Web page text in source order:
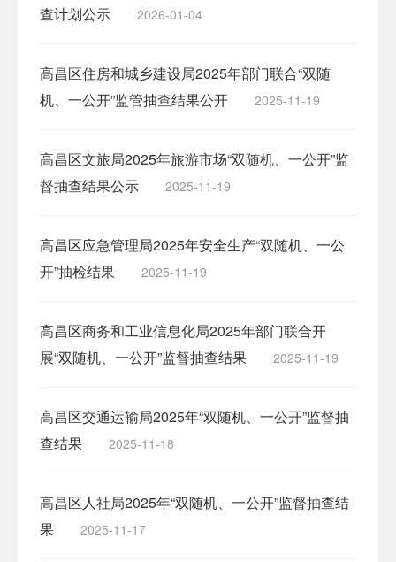
查计划公示
2026-01-04
高昌区住房和城乡建设局2025年部门联合“双随
机、一公开”监管抽查结果公开
2025-11-19
高昌区文旅局2025年旅游市场“双随机、一公开”监
督抽查结果公示
2025-11-19
高昌区应急管理局2025年安全生产“双随机、一公
开”抽检结果
2025-11-19
高昌区商务和工业信息化局2025年部门联合开
展“双随机、一公开”监督抽查结果
2025-11-19
高昌区交通运输局2025年“双随机、一公开”监督抽
查结果
2025-11-18
高昌区人社局2025年“双随机、一公开”监督抽查结
果
2025-11-17